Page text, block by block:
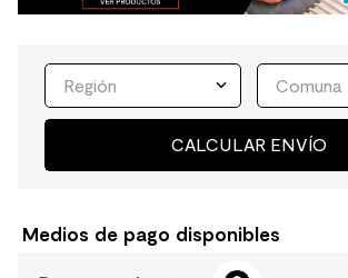
Región Comuna
CALCULAR ENVÍO
Medios de pago disponibles